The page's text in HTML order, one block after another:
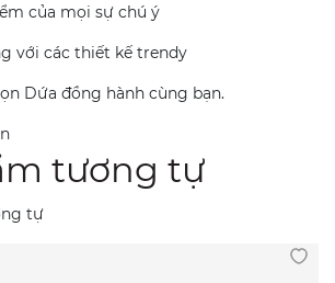
của mọi sự chú ý
với các thiết kế trendy
Dứa đồng hành cùng bạn.
tương tự
tự